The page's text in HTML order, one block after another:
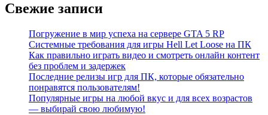
Свежие записи
Погружение в мир успеха на сервере GTA 5 RP
Системные требования для игры Hell Let Loose на ПК
Как правильно играть видео и смотреть онлайн контент
без проблем и задержек
Последние релизы игр для ПК, которые обязательно
понравятся пользователям!
Популярные игры на любой вкус и для всех возрастов
— выбирай свою любимую!